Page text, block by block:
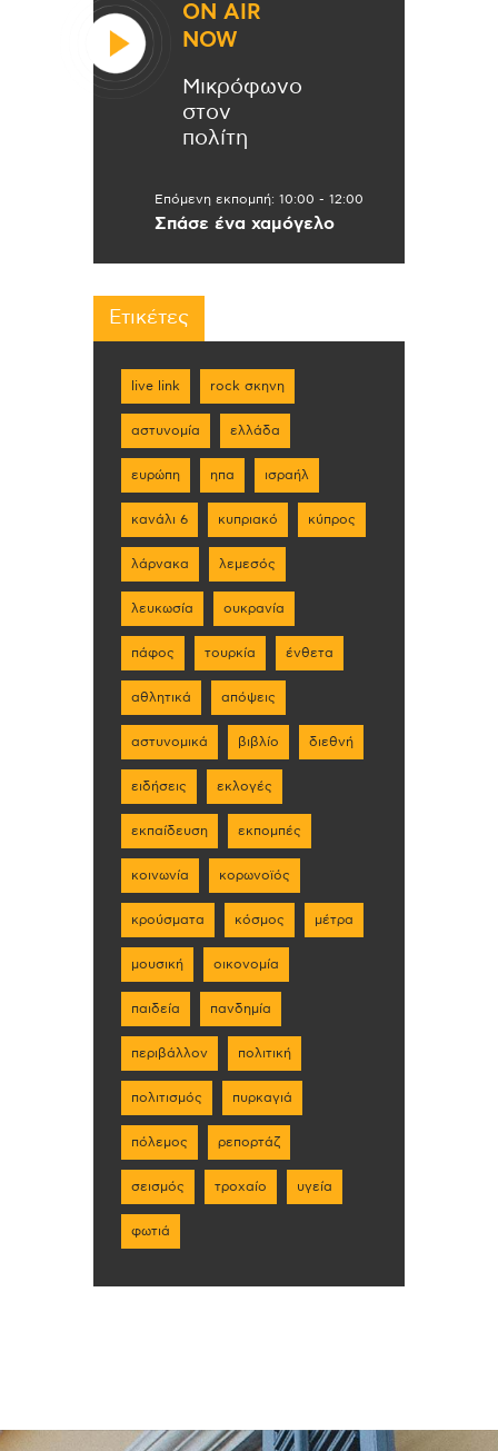
ON AIR
NOW
Μικρόφωνο
στον
πολίτη
Επόμενη εκπομπή: 10:00 - 12:00
Σπάσε ένα χαμόγελο
Ετικέτες
live link rock σκηνη
αστυνομία ελλάδα
ευρώπη ηπα ισραήλ
κανάλι 6 κυπριακό κύπρος
λάρνακα λεμεσός
λευκωσία ουκρανία
πάφος τουρκία ένθετα
αθλητικά απόψεις
αστυνομικά βιβλίο διεθνή
ειδήσεις εκλογές
εκπαίδευση εκπομπές
κοινωνία κορωνοϊός
κρούσματα κόσμος μέτρα
μουσική οικονομία
παιδεία πανδημία
περιβάλλον πολιτική
πολιτισμός πυρκαγιά
πόλεμος ρεπορτάζ
σεισμός τροχαίο υγεία
φωτιά